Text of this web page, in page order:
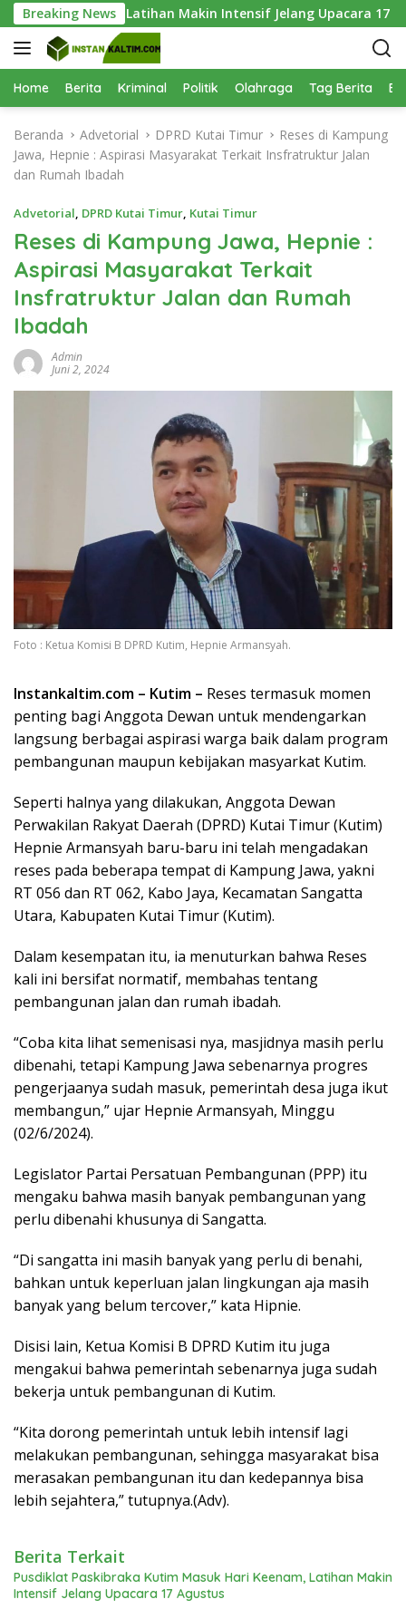
a
g
u
Breaking News
Keenam, Latihan Makin Intensif Jelang Upacara 17 Agustus
Home Berita Kriminal Politik Olahraga Tag Berita
Beranda Advetorial DPRD Kutai Timur
Reses di Kampung
Jawa, Hepnie : Aspirasi Masyarakat Terkait Insfratruktur Jalan
dan Rumah Ibadah
Advetorial, DPRD Kutai Timur, Kutai Timur
Reses di Kampung Jawa, Hepnie :
Aspirasi Masyarakat Terkait
Insfratruktur Jalan dan Rumah
Ibadah
Admin
Juni 2, 2024
Foto : Ketua Komisi B DPRD Kutim, Hepnie Armansyah.
Instankaltim.com – Kutim – Reses termasuk momen
penting bagi Anggota Dewan untuk mendengarkan
langsung berbagai aspirasi warga baik dalam program
pembangunan maupun kebijakan masyarkat Kutim.
Seperti halnya yang dilakukan, Anggota Dewan
Perwakilan Rakyat Daerah (DPRD) Kutai Timur (Kutim)
Hepnie Armansyah baru-baru ini telah mengadakan
reses pada beberapa tempat di Kampung Jawa, yakni
RT 056 dan RT 062, Kabo Jaya, Kecamatan Sangatta
Utara, Kabupaten Kutai Timur (Kutim).
Dalam kesempatan itu, ia menuturkan bahwa Reses
kali ini bersifat normatif, membahas tentang
pembangunan jalan dan rumah ibadah.
“Coba kita lihat semenisasi nya, masjidnya masih perlu
dibenahi, tetapi Kampung Jawa sebenarnya progres
pengerjaanya sudah masuk, pemerintah desa juga ikut
membangun,” ujar Hepnie Armansyah, Minggu
(02/6/2024).
Legislator Partai Persatuan Pembangunan (PPP) itu
mengaku bahwa masih banyak pembangunan yang
perlu dibenahi khusunya di Sangatta.
“Di sangatta ini masih banyak yang perlu di benahi,
bahkan untuk keperluan jalan lingkungan aja masih
banyak yang belum tercover,” kata Hipnie.
Disisi lain, Ketua Komisi B DPRD Kutim itu juga
mengakui bahwa pemerintah sebenarnya juga sudah
bekerja untuk pembangunan di Kutim.
“Kita dorong pemerintah untuk lebih intensif lagi
melakukan pembangunan, sehingga masyarakat bisa
merasakan pembangunan itu dan kedepannya bisa
lebih sejahtera,” tutupnya.(Adv).
Berita Terkait
Pusdiklat Paskibraka Kutim Masuk Hari Keenam, Latihan Makin
Intensif Jelang Upacara 17 Agustus